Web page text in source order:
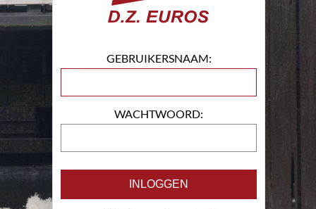
GEBRUIKERSNAAM:
WACHTWOORD:
INLOGGEN